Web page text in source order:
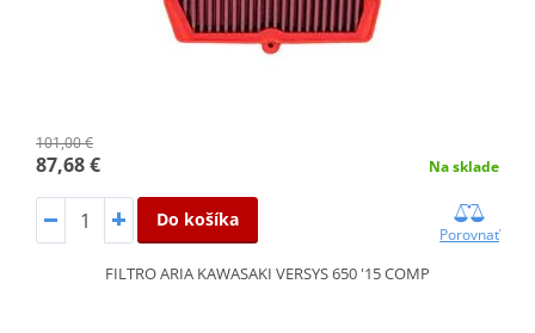
101,00 €
87,68 € Na sklade
Do košíka
Porovnať
FILTRO ARIA KAWASAKI VERSYS 650 '15 COMP